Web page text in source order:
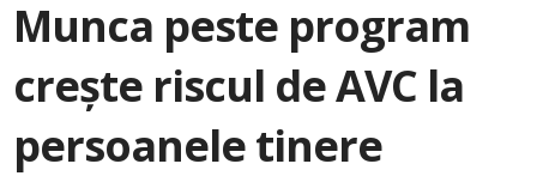
Munca peste program
crește riscul de AVC la
persoanele tinere